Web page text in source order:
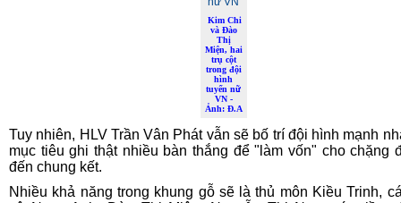
Kim Chi
và Đào
Thị
Miện, hai
trụ cột
trong đội
hình
tuyển nữ
VN -
Ảnh: Đ.A
Tuy nhiên, HLV Trần Vân Phát vẫn sẽ bố trí đội hình mạnh
mục tiêu ghi thật nhiều bàn thắng để "làm vốn" cho chặng
đến chung kết.
Nhiều khả năng trong khung gỗ sẽ là thủ môn Kiều Trinh,